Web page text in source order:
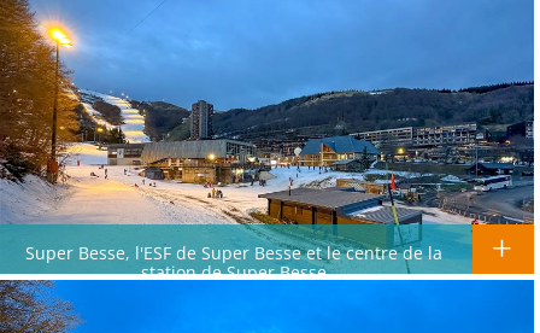
Super Besse, l'ESF de Super Besse et le centre de la
station de Super Besse